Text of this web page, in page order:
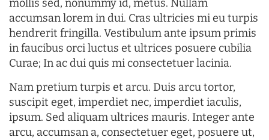
mollis sed, nonummy id, metus. Nullam
accumsan lorem in dui. Cras ultricies mi eu turpis
hendrerit fringilla. Vestibulum ante ipsum primis
in faucibus orci luctus et ultrices posuere cubilia
Curae; In ac dui quis mi consectetuer lacinia.
Nam pretium turpis et arcu. Duis arcu tortor,
suscipit eget, imperdiet nec, imperdiet iaculis,
ipsum. Sed aliquam ultrices mauris. Integer ante
arcu, accumsan a, consectetuer eget, posuere ut,